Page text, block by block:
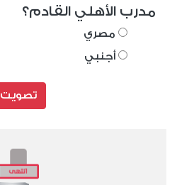
مدرب الأهلي القادم؟
مصري
أجنبي
تصويت